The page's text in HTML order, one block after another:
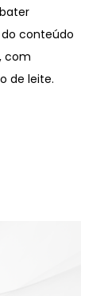
conteúdo
com
de leite.